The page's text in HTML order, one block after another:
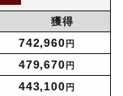
獲得
742,960 円
479,670 円
443,100 円